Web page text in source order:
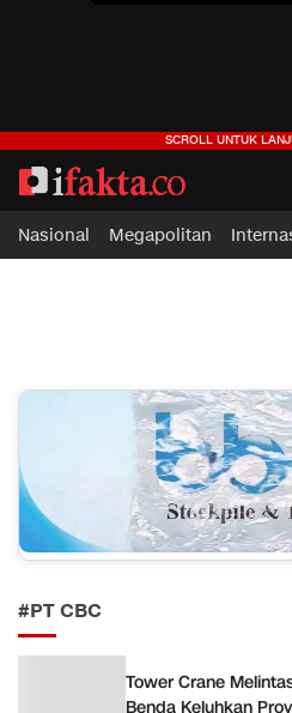
ifakta.co
#pastibenar
Nasional Megapolitan
#PT CBC
Tower Crane
Benda Keluhkan